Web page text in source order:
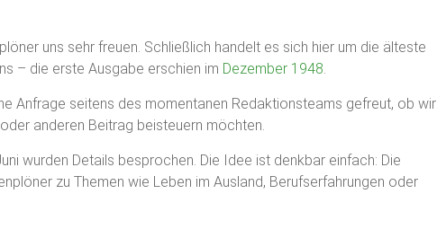
uns sehr freuen. Schließlich handelt es sich hier um die älteste
– die erste Ausgabe erschien im Dezember 1948.
Anfrage seitens des momentanen Redaktionsteams gefreut, ob wir
anderen Beitrag beisteuern möchten.
wurden Details besprochen. Die Idee ist denkbar einfach: Die
zu Themen wie Leben im Ausland, Berufserfahrungen oder